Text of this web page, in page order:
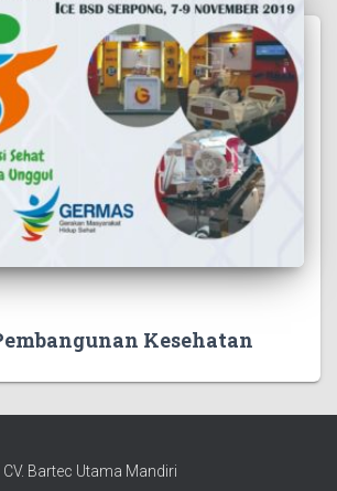
Kesehatan
CV. Bartec Utama Mandiri